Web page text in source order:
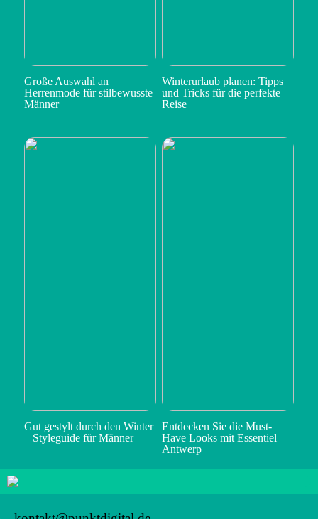
Große Auswahl an
Herrenmode für stilbewusste
Männer
Winterurlaub planen: Tipps
und Tricks für die perfekte
Reise
Gut gestylt durch den Winter
– Styleguide für Männer
Entdecken Sie die Must-
Have Looks mit Essentiel
Antwerp